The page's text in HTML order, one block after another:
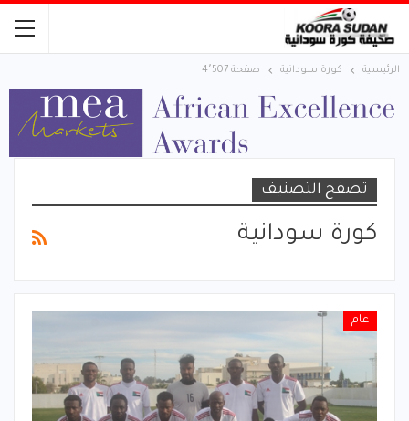
الرئيسية كورة سودانية صفحة 4٬507
تصفح التصنيف
كورة سودانية
عام